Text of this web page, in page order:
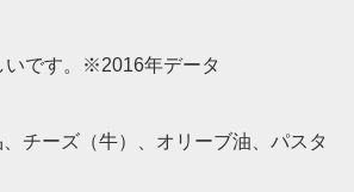
です。※2016年データ
チーズ（牛）、オリーブ油、パスタ